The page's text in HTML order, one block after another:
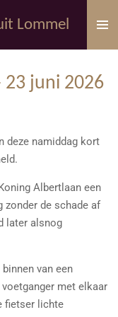
Lommel
juni 2026
deze namiddag kort
Albertlaan een
zonder de schade af
later alsnog
van een
met elkaar
fietser lichte